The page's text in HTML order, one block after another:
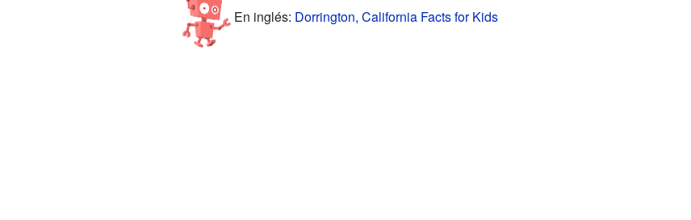
En inglés: Dorrington, California Facts for Kids